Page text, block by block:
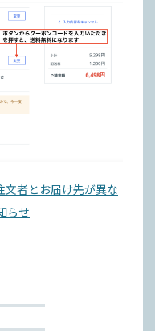
者とお届け先が異な
らせ